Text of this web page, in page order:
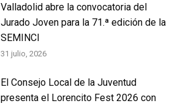
Valladolid abre la convocatoria del
Jurado Joven para la 71.ª edición de la
SEMINCI
31 julio, 2026
El Consejo Local de la Juventud
presenta el Lorencito Fest 2026 con